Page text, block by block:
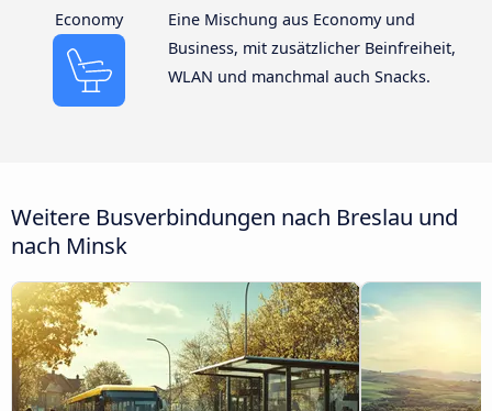
Economy
Eine Mischung aus Economy und
Business, mit zusätzlicher Beinfreiheit,
WLAN und manchmal auch Snacks.
Weitere Busverbindungen nach Breslau und
nach Minsk